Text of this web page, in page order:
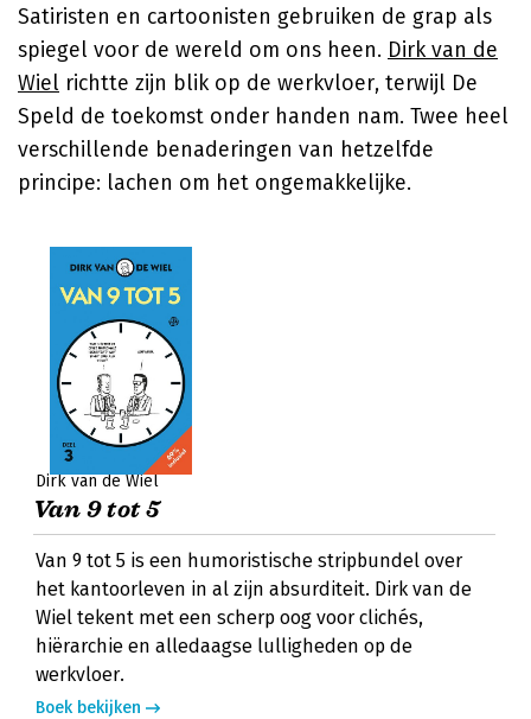
Satiristen en cartoonisten gebruiken de grap als
spiegel voor de wereld om ons heen. Dirk van de
Wiel richtte zijn blik op de werkvloer, terwijl De
Speld de toekomst onder handen nam. Twee heel
verschillende benaderingen van hetzelfde
principe: lachen om het ongemakkelijke.
Dirk van de Wiel
Van 9 tot 5
Van 9 tot 5 is een humoristische stripbundel over
het kantoorleven in al zijn absurditeit. Dirk van de
Wiel tekent met een scherp oog voor clichés,
hiërarchie en alledaagse lulligheden op de
werkvloer.
Boek bekijken